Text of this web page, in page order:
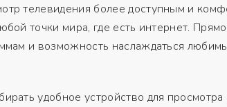
телевидения более доступным и
точки мира, где есть интернет.
и возможность наслаждаться
удобное устройство для